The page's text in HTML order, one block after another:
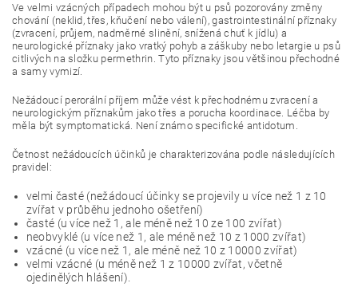
Ve velmi vzácných případech mohou být u psů pozorovány změny
chování (neklid, třes, kňučení nebo válení), gastrointestinální příznaky
(zvracení, průjem, nadměrné slinění, snížená chuť k jídlu) a
neurologické příznaky jako vratký pohyb a záškuby nebo letargie u psů
citlivých na složku permethrin. Tyto příznaky jsou většinou přechodné
a samy vymizí.
Nežádoucí perorální příjem může vést k přechodnému zvracení a
neurologickým příznakům jako třes a porucha koordinace. Léčba by
měla být symptomatická. Není známo specifické antidotum.
Četnost nežádoucích účinků je charakterizována podle následujících
pravidel:
velmi časté (nežádoucí účinky se projevily u více než 1 z 10
zvířat v průběhu jednoho ošetření)
časté (u více než 1, ale méně než 10 ze 100 zvířat)
neobvyklé (u více než 1, ale méně než 10 z 1000 zvířat)
vzácné (u více než 1, ale méně než 10 z 10000 zvířat)
velmi vzácné (u méně než 1 z 10000 zvířat, včetně
ojedinělých hlášení).